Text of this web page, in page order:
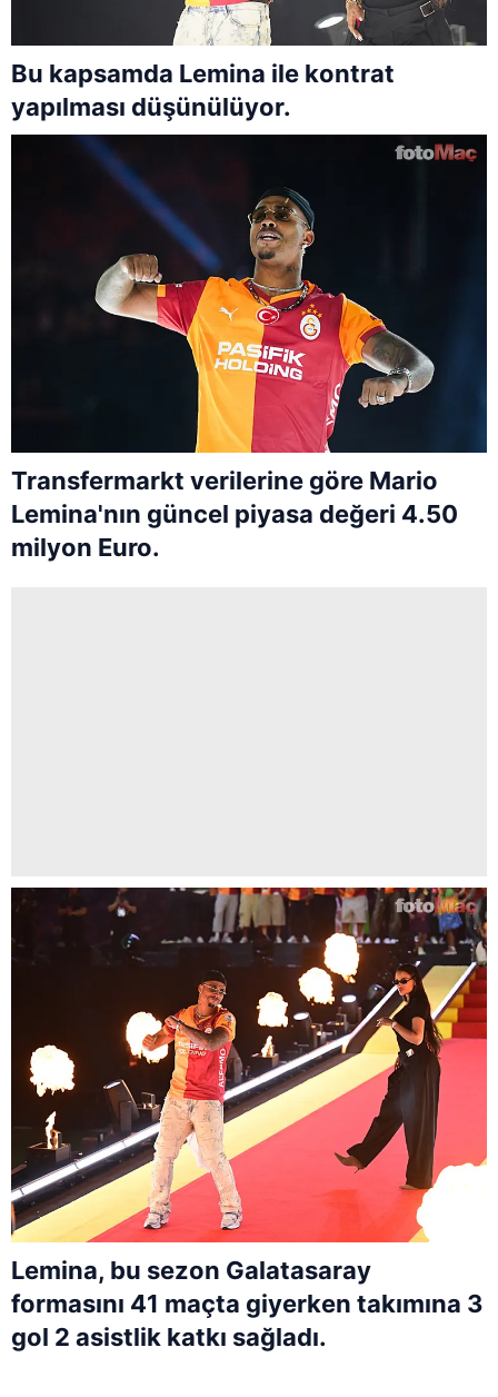
Bu kapsamda Lemina ile kontrat
yapılması düşünülüyor.
Transfermarkt verilerine göre Mario
Lemina'nın güncel piyasa değeri 4.50
milyon Euro.
Lemina, bu sezon Galatasaray
formasını 41 maçta giyerken takımına 3
gol 2 asistlik katkı sağladı.